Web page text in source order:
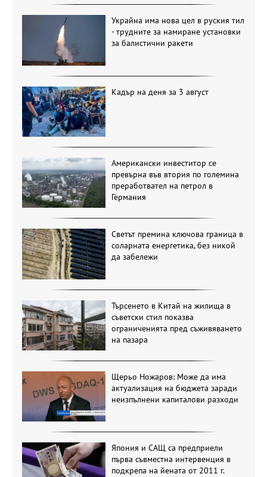
Украйна има нова цел в руския тил
- трудните за намиране установки
за балистични ракети
Кадър на деня за 3 август
Американски инвеститор се
превърна във втория по големина
преработвател на петрол в
Германия
Светът премина ключова граница в
соларната енергетика, без никой
да забележи
Търсенето в Китай на жилища в
съветски стил показва
ограниченията пред съживяването
на пазара
Щерьо Ножаров: Може да има
актуализация на бюджета заради
неизпълнени капиталови разходи
Япония и САЩ са предприели
първа съвместна интервенция в
подкрепа на йената от 2011 г.